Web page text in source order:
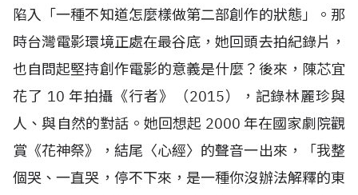
陷入「一種不知道怎麼樣做第二部創作的狀態」。那
時台灣電影環境正處在最谷底，她回頭去拍紀錄片，
也自問起堅持創作電影的意義是什麼？後來，陳芯宜
花了 10 年拍攝《行者》（2015），記錄林麗珍與
人、與自然的對話。她回想起 2000 年在國家劇院觀
賞《花神祭》，結尾〈心經〉的聲音一出來，「我整
個哭、一直哭，停不下來，是一種你沒辦法解釋的東